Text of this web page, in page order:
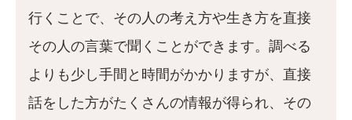
行くことで、その人の考え方や生き方を直接
その人の言葉で聞くことができます。調べる
よりも少し手間と時間がかかりますが、直接
話をした方がたくさんの情報が得られ、その